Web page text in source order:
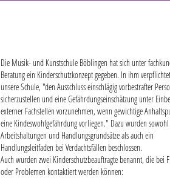
Die Musik- und Kunstschule Böblingen hat sich unter
Beratung ein Kinderschutzkonzept gegeben. In ihm
unsere Schule, "den Ausschluss einschlägig vorbestrafter
sicherzustellen und eine Gefährdungseinschätzung unter
externer Fachstellen vorzunehmen, wenn gewichtige
eine Kindeswohlgefährdung vorliegen." Dazu wurden sowohl
Arbeitshaltungen und Handlungsgrundsätze als auch ein
Handlungsleitfaden bei Verdachtsfällen beschlossen.
Auch wurden zwei Kinderschutzbeauftragte benannt, die bei
oder Problemen kontaktiert werden können: